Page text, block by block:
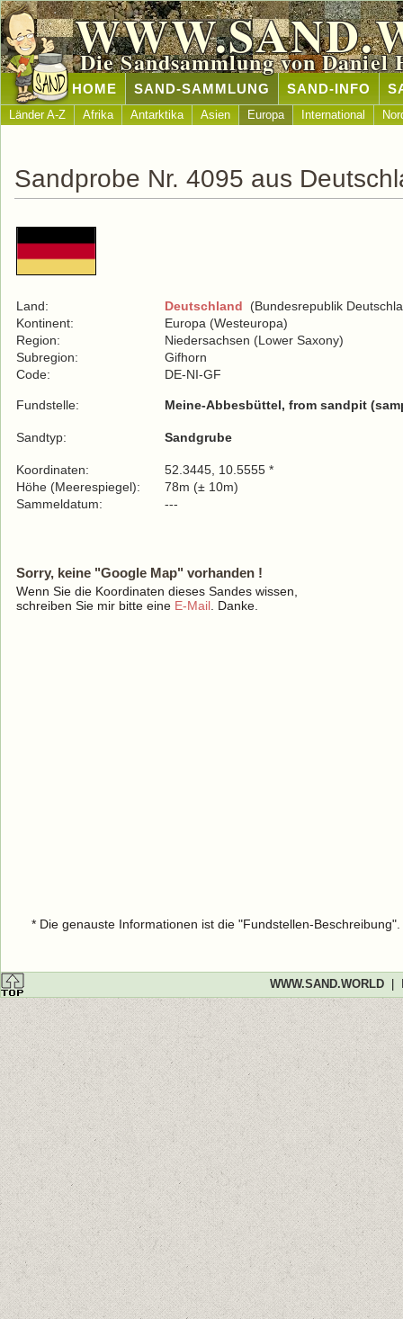
Die Sandsammlung von Daniel
HOME SAND-SAMMLUNG SAND-INFO
Länder A-Z Afrika Antarktika Asien Europa International
Sandprobe Nr. 4095 aus
Land: Deutschland (Bundesrepublik
Kontinent:
Europa (Westeuropa)
Region:
Niedersachsen (Lower Saxony)
Subregion:
Gifhorn
Code:
DE-NI-GF
Fundstelle: Meine-Abbesbüttel, from sandpit
Sandtyp: Sandgrube
Koordinaten:
52.3445, 10.5555 *
Höhe (Meerespiegel):
78m (± 10m)
Sammeldatum:
---
Sorry, keine "Google Map" vorhanden !
Wenn Sie die Koordinaten dieses Sandes wissen,
schreiben Sie mir bitte eine E-Mail . Danke.
* Die genauste Informationen ist die "Fundstellen-
WWW.SAND.WORLD|